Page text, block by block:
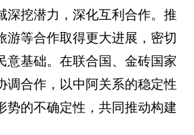
深挖潜力，深化互利合作。推
游等合作取得更大进展，密切
意基础。在联合国、金砖国家
调合作，以中阿关系的稳定性
势的不确定性，共同推动构建